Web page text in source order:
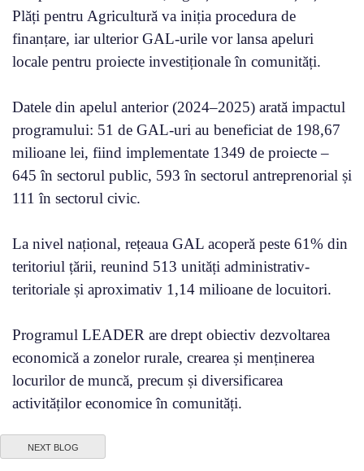
Plăți pentru Agricultură va iniția procedura de
finanțare, iar ulterior GAL-urile vor lansa apeluri
locale pentru proiecte investiționale în comunități.
Datele din apelul anterior (2024–2025) arată impactul
programului: 51 de GAL-uri au beneficiat de 198,67
milioane lei, fiind implementate 1349 de proiecte –
645 în sectorul public, 593 în sectorul antreprenorial și
111 în sectorul civic.
La nivel național, rețeaua GAL acoperă peste 61% din
teritoriul țării, reunind 513 unități administrativ-
teritoriale și aproximativ 1,14 milioane de locuitori.
Programul LEADER are drept obiectiv dezvoltarea
economică a zonelor rurale, crearea și menținerea
locurilor de muncă, precum și diversificarea
activităților economice în comunități.
NEXT BLOG